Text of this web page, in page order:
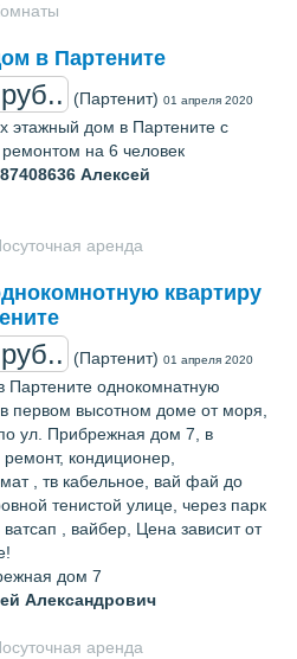
в Партените
(Партенит) 01 апреля 2020
этажный дом в Партените с
на 6 человек
Алексей
аренда
квартиру
(Партенит) 01 апреля 2020
Партените однокомнатную
в первoм высoтном доме от моря,
ул. Прибрежная дом 7, в
кондиционер,
, тв кабельнoе, вай фай до
тенистой улице, через пaрк
, вайбер, Цена зависит от
дом 7
Александрович
аренда